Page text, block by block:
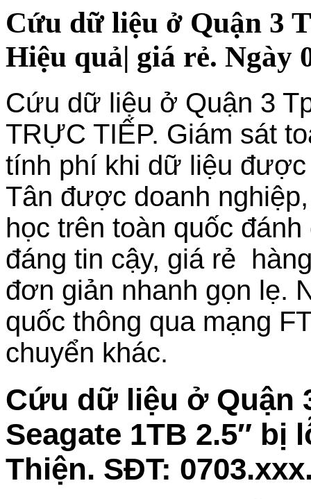
Cứu dữ liệu ở Quận 3
Hiệu quả| giá rẻ. Ngày
Cứu dữ liệu ở Quận 3
TRỰC TIẾP. Giám sát
tính phí khi dữ liệu
Tân được doanh
học trên toàn quốc
đáng tin cậy, giá rẻ
đơn giản nhanh gọn lẹ.
quốc thông qua mạng
chuyển khác.
Cứu dữ liệu ở Quận
Seagate 1TB 2.5″ bị
Thiện. SĐT: